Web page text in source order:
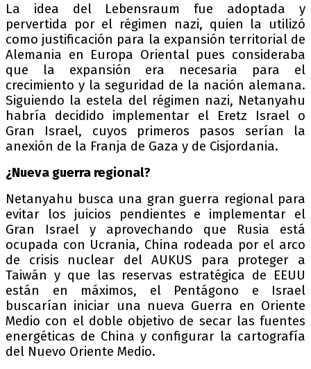
La idea del Lebensraum fue adoptada y
pervertida por el régimen nazi, quien la utilizó
como justificación para la expansión territorial de
Alemania en Europa Oriental pues consideraba
que la expansión era necesaria para el
crecimiento y la seguridad de la nación alemana.
Siguiendo la estela del régimen nazi, Netanyahu
habría decidido implementar el Eretz Israel o
Gran Israel, cuyos primeros pasos serían la
anexión de la Franja de Gaza y de Cisjordania.
¿Nueva guerra regional?
Netanyahu busca una gran guerra regional para
evitar los juicios pendientes e implementar el
Gran Israel y aprovechando que Rusia está
ocupada con Ucrania, China rodeada por el arco
de crisis nuclear del AUKUS para proteger a
Taiwán y que las reservas estratégica de EEUU
están en máximos, el Pentágono e Israel
buscarían iniciar una nueva Guerra en Oriente
Medio con el doble objetivo de secar las fuentes
energéticas de China y configurar la cartografía
del Nuevo Oriente Medio.